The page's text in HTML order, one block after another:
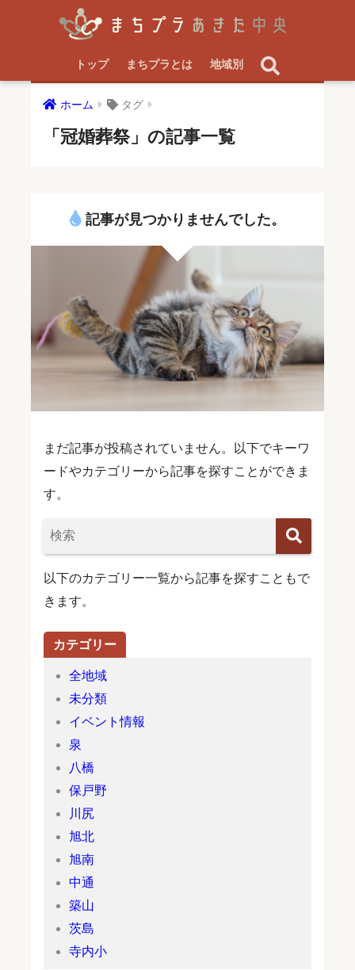
トップ まちプラとは 地域別
ホーム タグ
「冠婚葬祭」の記事一覧
記事が見つかりませんでした。
まだ記事が投稿されていません。以下でキーワ
ードやカテゴリーから記事を探すことができま
す。
以下のカテゴリー一覧から記事を探すこともで
きます。
カテゴリー
全地域
未分類
イベント情報
泉
八橋
保戸野
川尻
旭北
旭南
中通
築山
茨島
寺内小